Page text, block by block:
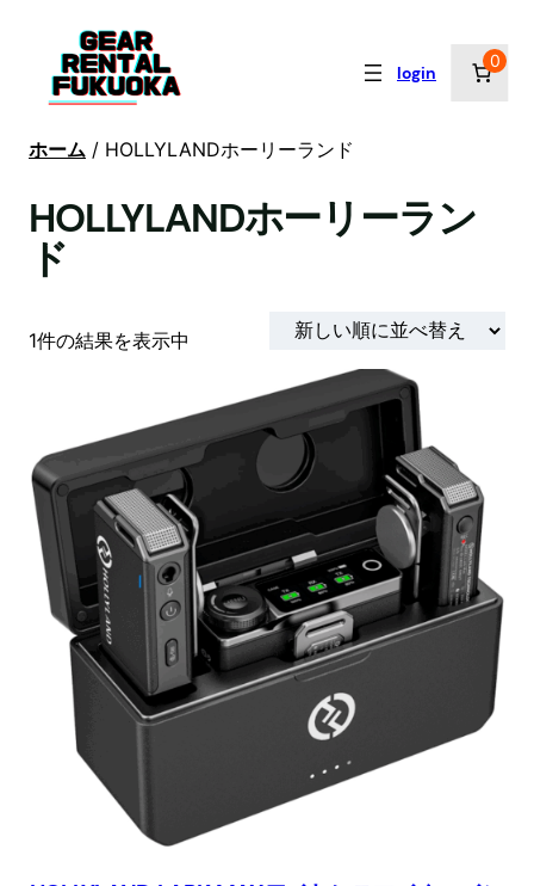
login
0
ホーム / HOLLYLANDホーリーランド
HOLLYLANDホーリーラン
ド
1件の結果を表示中